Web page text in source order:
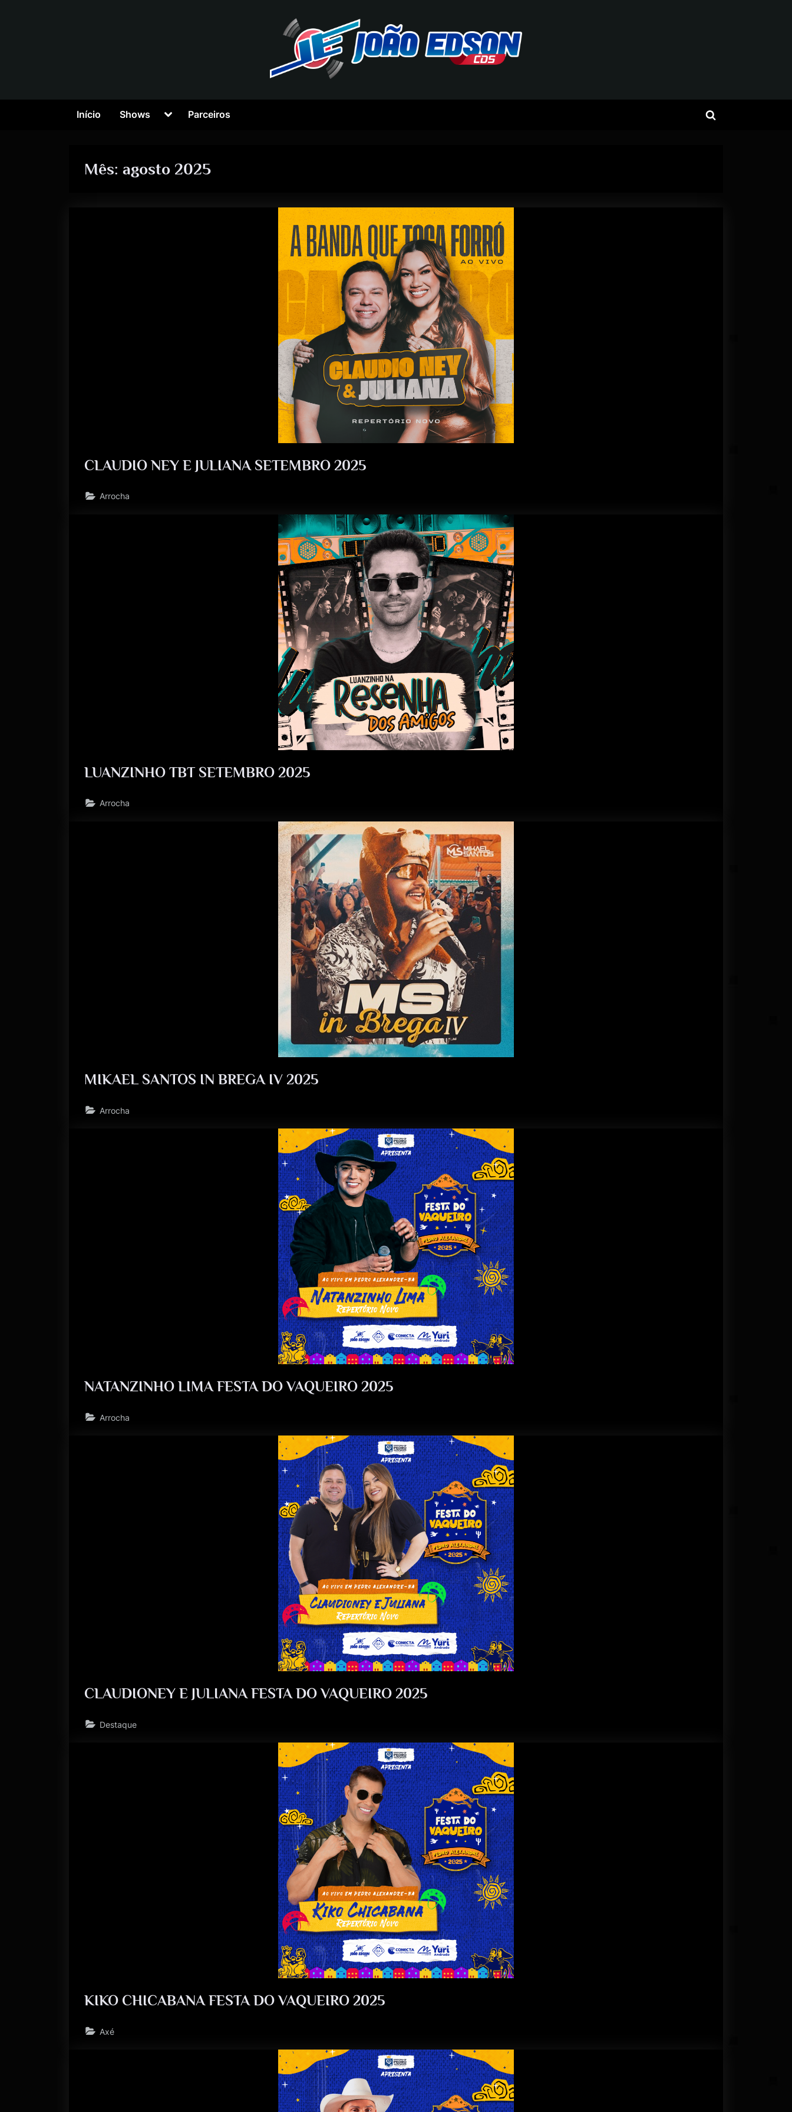
D
S
O
N
C
D
S
Início Shows Parceiros
Mês: agosto 2025
CLAUDIO NEY E JULIANA SETEMBRO 2025
Arrocha
LUANZINHO TBT SETEMBRO 2025
Arrocha
MIKAEL SANTOS IN BREGA IV 2025
Arrocha
NATANZINHO LIMA FESTA DO VAQUEIRO 2025
Arrocha
CLAUDIONEY E JULIANA FESTA DO VAQUEIRO 2025
Destaque
KIKO CHICABANA FESTA DO VAQUEIRO 2025
Axé